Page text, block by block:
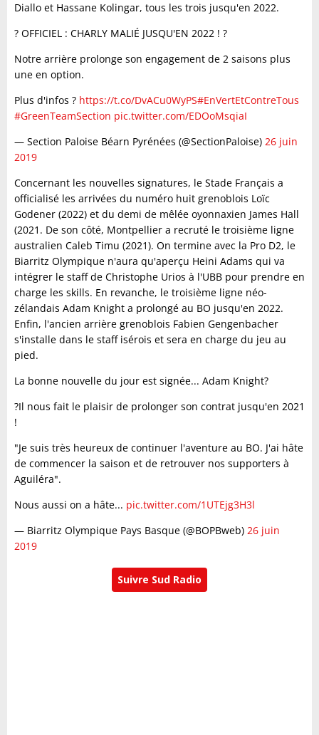
Diallo et Hassane Kolingar, tous les trois jusqu'en 2022.
? OFFICIEL : CHARLY MALIÉ JUSQU'EN 2022 ! ?
Notre arrière prolonge son engagement de 2 saisons plus
une en option.
Plus d'infos ? https://t.co/DvACu0WyPS#EnVertEtContreTous
#GreenTeamSection pic.twitter.com/EDOoMsqiaI
— Section Paloise Béarn Pyrénées (@SectionPaloise) 26 juin
2019
Concernant les nouvelles signatures, le Stade Français a
officialisé les arrivées du numéro huit grenoblois Loïc
Godener (2022) et du demi de mêlée oyonnaxien James Hall
(2021. De son côté, Montpellier a recruté le troisième ligne
australien Caleb Timu (2021). On termine avec la Pro D2, le
Biarritz Olympique n'aura qu'aperçu Heini Adams qui va
intégrer le staff de Christophe Urios à l'UBB pour prendre en
charge les skills. En revanche, le troisième ligne néo-
zélandais Adam Knight a prolongé au BO jusqu'en 2022.
Enfin, l'ancien arrière grenoblois Fabien Gengenbacher
s'installe dans le staff isérois et sera en charge du jeu au
pied.
La bonne nouvelle du jour est signée... Adam Knight?
?Il nous fait le plaisir de prolonger son contrat jusqu'en 2021
!
"Je suis très heureux de continuer l'aventure au BO. J'ai hâte
de commencer la saison et de retrouver nos supporters à
Aguiléra".
Nous aussi on a hâte... pic.twitter.com/1UTEjg3H3l
— Biarritz Olympique Pays Basque (@BOPBweb) 26 juin
2019
Suivre Sud Radio